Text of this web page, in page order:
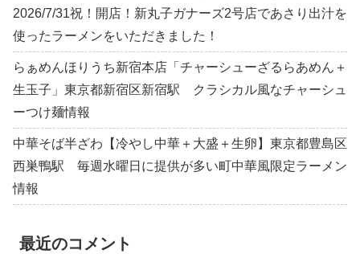
2026/7/31祝！開店！新丸子ガナーズ2号店であさり出汁を
使ったラーメンをいただきました！
らぁめんほりうち新宿本店「チャーシューざるらあめん＋
生玉子」東京都新宿区新宿駅 クラシカル風なチャーシュ
ーつけ麺情報
中華そば半ざわ【冷やし中華＋大盛＋生卵】東京都豊島区
西巣鴨駅 毎週水曜日に提供が多い町中華風限定ラーメン
情報
最近のコメント